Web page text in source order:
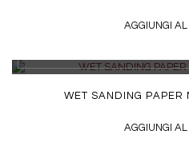
AGGIUNGI
WET SANDING PAPER
AGGIUNGI